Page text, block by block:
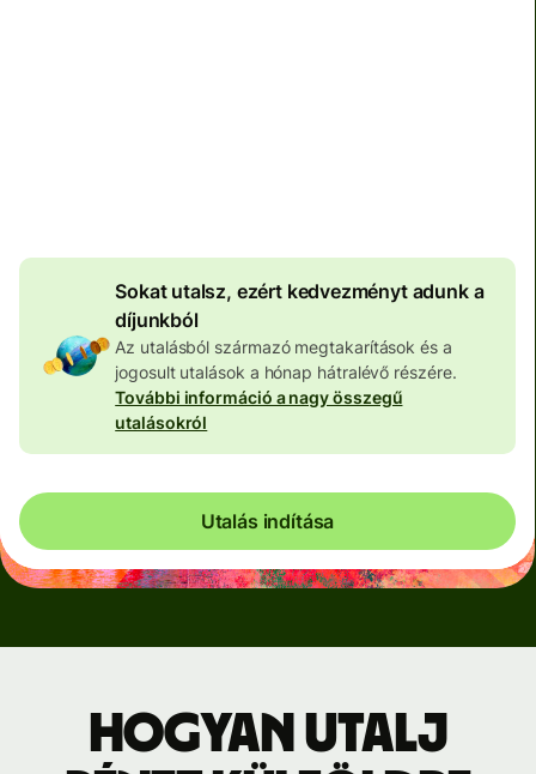
Sokat utalsz, ezért kedvezményt adunk a
díjunkból
Az utalásból származó megtakarítások és a
jogosult utalások a hónap hátralévő részére.
További információ a nagy összegű
utalásokról
Utalás indítása
Hogyan utalj